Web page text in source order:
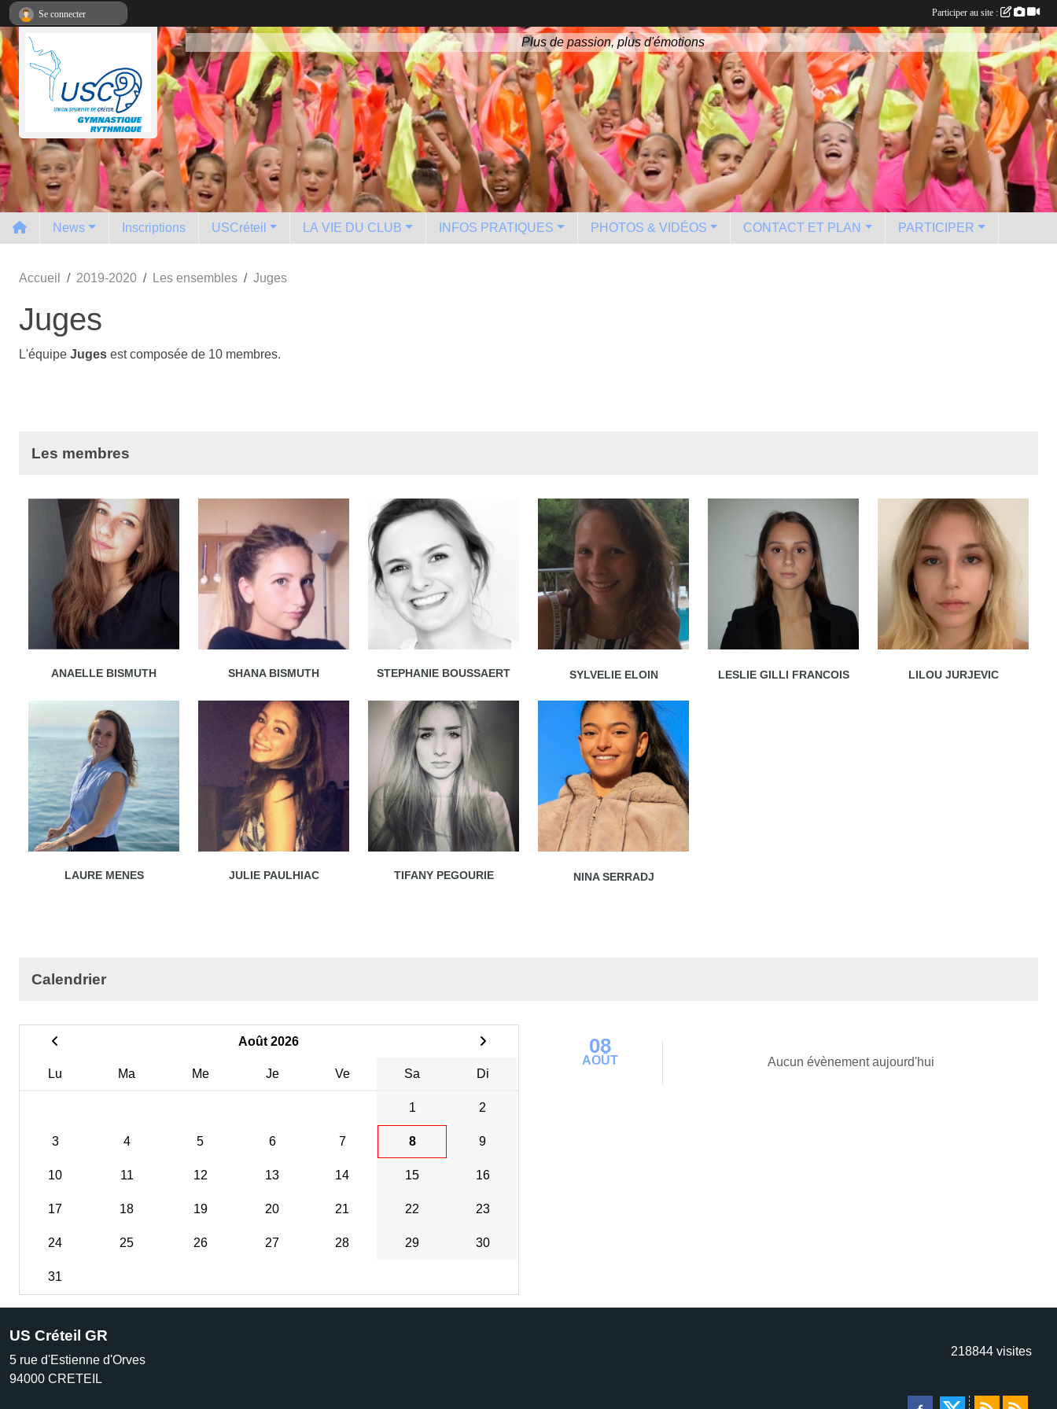
Plus de passion, plus d'émotions
News Inscriptions USCréteil LA VIE DU CLUB INFOS PRATIQUES PHOTOS & VIDÉOS CONTACT ET PLAN PARTICIPER
Accueil 2019-2020 Les ensembles Juges
Juges
L'équipe Juges est composée de 10 membres.
Les membres
ANAELLE BISMUTH SHANA BISMUTH STEPHANIE BOUSSAERT SYLVELIE ELOIN LESLIE GILLI FRANCOIS LILOU JURJEVIC
LAURE MENES JULIE PAULHIAC TIFANY PEGOURIE NINA SERRADJ
Calendrier
Août 2026
Lu Ma Me Je Ve Sa Di
1 2
3 4 5 6 7 8 9
10 11 12 13 14 15 16
17 18 19 20 21 22 23
24 25 26 27 28 29 30
31
08
AOÛT Aucun évènement aujourd'hui
US Créteil GR
5 rue d'Estienne d'Orves
94000 CRETEIL
218844 visites
Se connecter Participer au site :
Panneau de gestion des cookies